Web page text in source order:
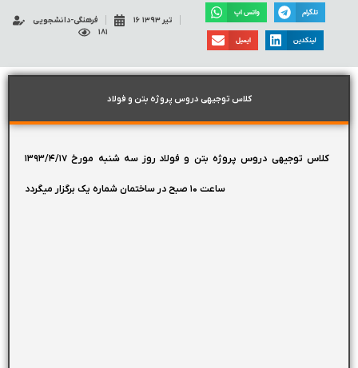
فرهنگی-دانشجویی
۱۶ تیر ۱۳۹۳
۱۸۱
واتس اپ تلگرام
ایمیل لینکدین
کلاس توجیهی دروس پروژه بتن و فولاد
کلاس توجیهی دروس پروژه بتن و فولاد روز سه شنبه مورخ ۱۳۹۳/۴/۱۷
ساعت ۱۰ صبح در ساختمان شماره یک برگزار میگردد